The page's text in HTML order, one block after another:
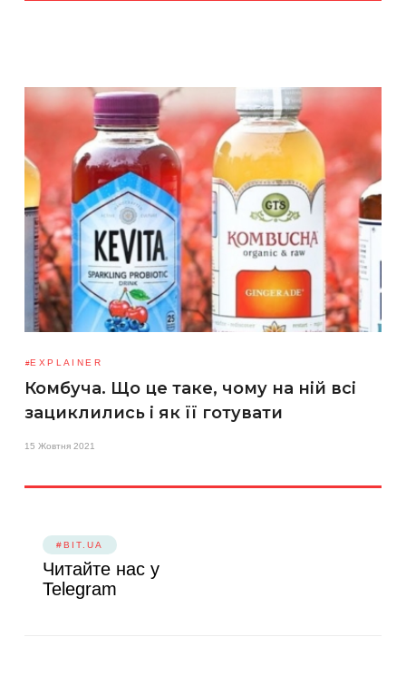
EXPLAINER
Комбуча. Що це таке, чому на ній всі
зациклились і як її готувати
15 Жовтня 2021
#BIT.UA
Читайте нас у
Telegram